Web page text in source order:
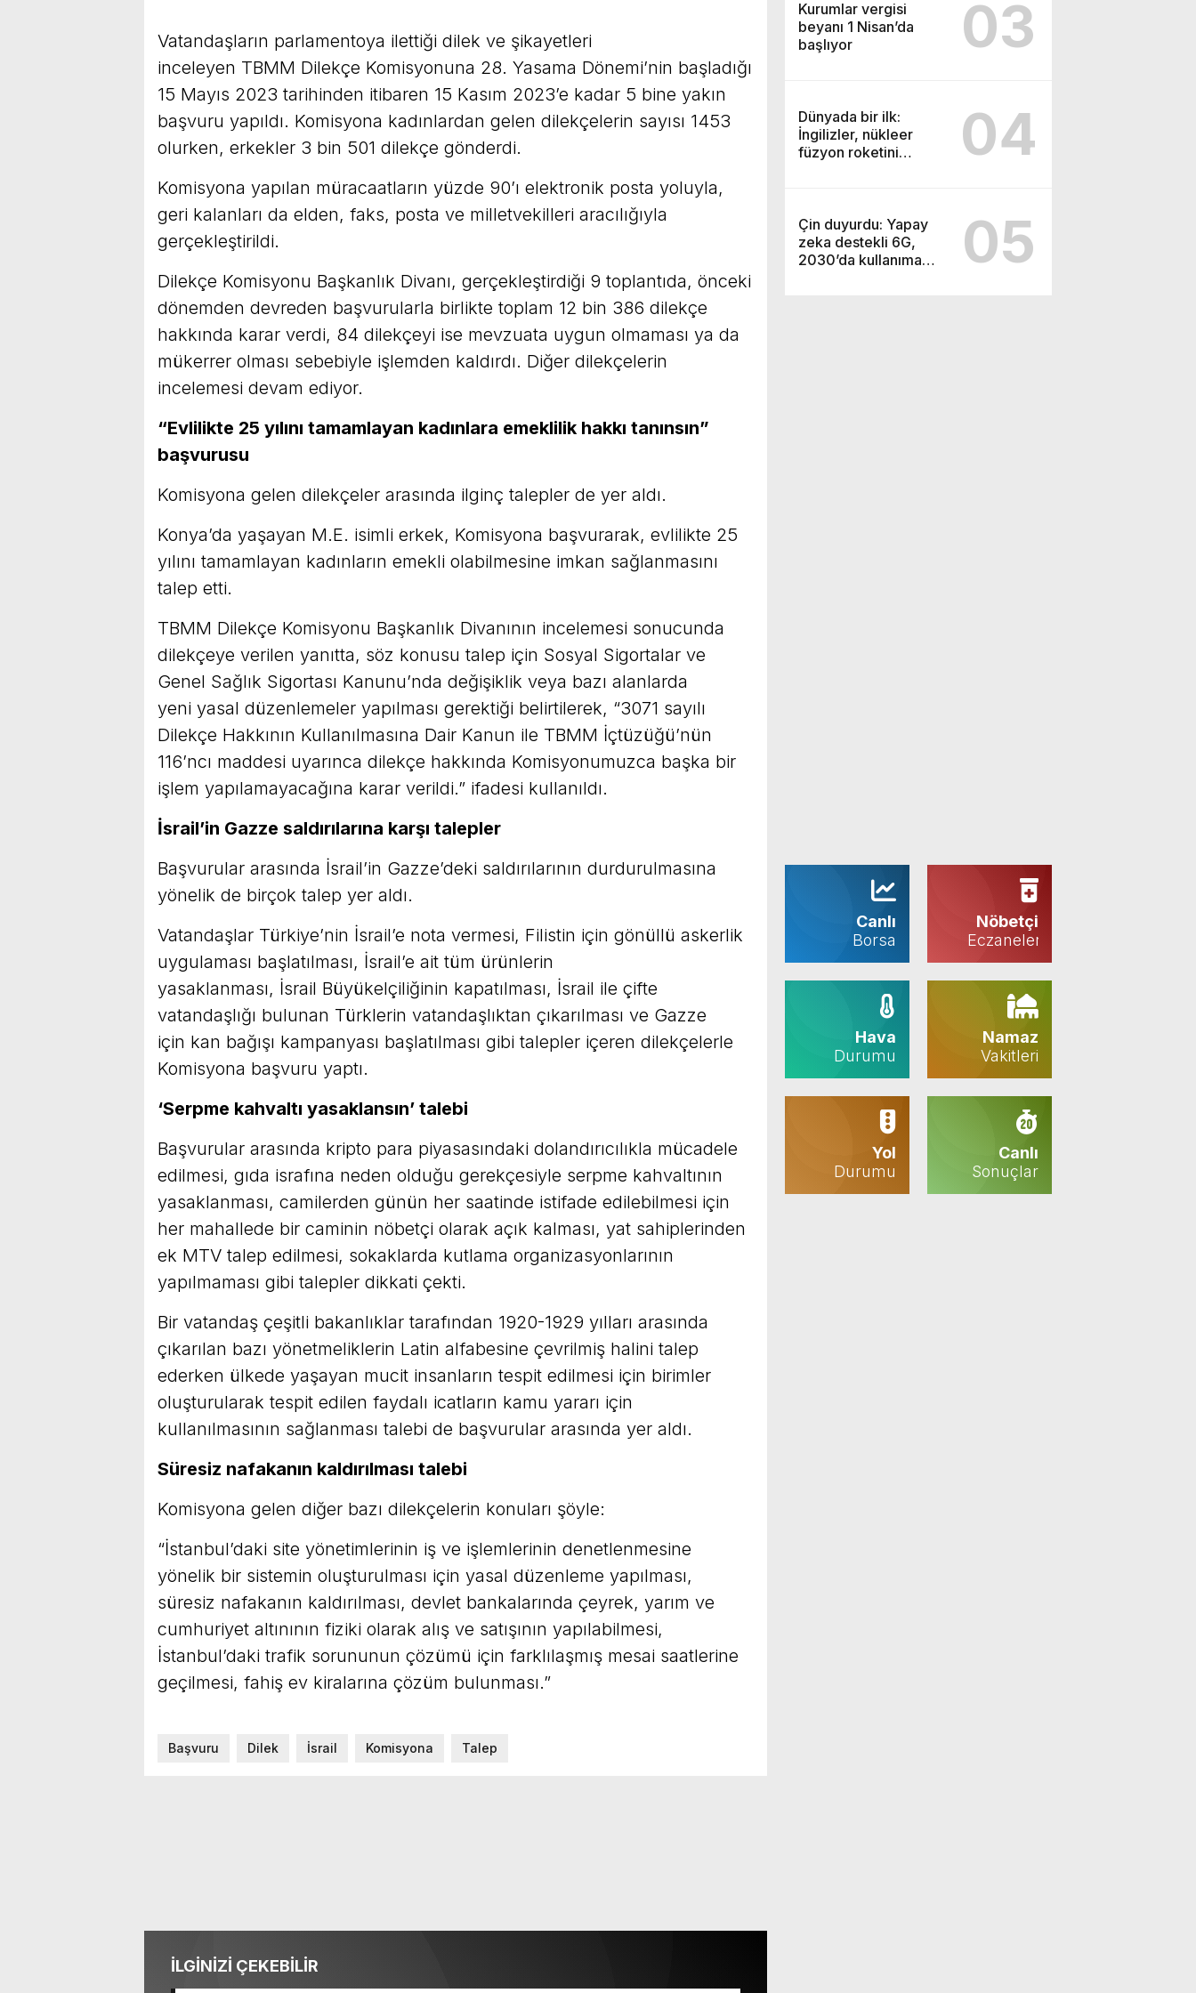
Kurumlar vergisi
beyanı 1 Nisan’da
başlıyor
03
Dünyada bir ilk:
İngilizler, nükleer
füzyon roketini
04
Çin duyurdu: Yapay
zeka destekli 6G,
2030’da kullanıma
05
Canlı
Borsa
Nöbetçi
Eczaneler
Hava
Durumu
Namaz
Vakitleri
Yol
Durumu
Canlı
Sonuçlar
Vatandaşların parlamentoya ilettiği dilek ve şikayetleri
inceleyen TBMM Dilekçe Komisyonuna 28. Yasama Dönemi’nin başladığı
15 Mayıs 2023 tarihinden itibaren 15 Kasım 2023’e kadar 5 bine yakın
başvuru yapıldı. Komisyona kadınlardan gelen dilekçelerin sayısı 1453
olurken, erkekler 3 bin 501 dilekçe gönderdi.
Komisyona yapılan müracaatların yüzde 90’ı elektronik posta yoluyla,
geri kalanları da elden, faks, posta ve milletvekilleri aracılığıyla
gerçekleştirildi.
Dilekçe Komisyonu Başkanlık Divanı, gerçekleştirdiği 9 toplantıda, önceki
dönemden devreden başvurularla birlikte toplam 12 bin 386 dilekçe
hakkında karar verdi, 84 dilekçeyi ise mevzuata uygun olmaması ya da
mükerrer olması sebebiyle işlemden kaldırdı. Diğer dilekçelerin
incelemesi devam ediyor.
“Evlilikte 25 yılını tamamlayan kadınlara emeklilik hakkı tanınsın”
başvurusu
Komisyona gelen dilekçeler arasında ilginç talepler de yer aldı.
Konya’da yaşayan M.E. isimli erkek, Komisyona başvurarak, evlilikte 25
yılını tamamlayan kadınların emekli olabilmesine imkan sağlanmasını
talep etti.
TBMM Dilekçe Komisyonu Başkanlık Divanının incelemesi sonucunda
dilekçeye verilen yanıtta, söz konusu talep için Sosyal Sigortalar ve
Genel Sağlık Sigortası Kanunu’nda değişiklik veya bazı alanlarda
yeni yasal düzenlemeler yapılması gerektiği belirtilerek, “3071 sayılı
Dilekçe Hakkının Kullanılmasına Dair Kanun ile TBMM İçtüzüğü’nün
116’ncı maddesi uyarınca dilekçe hakkında Komisyonumuzca başka bir
işlem yapılamayacağına karar verildi.” ifadesi kullanıldı.
İsrail’in Gazze saldırılarına karşı talepler
Başvurular arasında İsrail’in Gazze’deki saldırılarının durdurulmasına
yönelik de birçok talep yer aldı.
Vatandaşlar Türkiye’nin İsrail’e nota vermesi, Filistin için gönüllü askerlik
uygulaması başlatılması, İsrail’e ait tüm ürünlerin
yasaklanması, İsrail Büyükelçiliğinin kapatılması, İsrail ile çifte
vatandaşlığı bulunan Türklerin vatandaşlıktan çıkarılması ve Gazze
için kan bağışı kampanyası başlatılması gibi talepler içeren dilekçelerle
Komisyona başvuru yaptı.
‘Serpme kahvaltı yasaklansın’ talebi
Başvurular arasında kripto para piyasasındaki dolandırıcılıkla mücadele
edilmesi, gıda israfına neden olduğu gerekçesiyle serpme kahvaltının
yasaklanması, camilerden günün her saatinde istifade edilebilmesi için
her mahallede bir caminin nöbetçi olarak açık kalması, yat sahiplerinden
ek MTV talep edilmesi, sokaklarda kutlama organizasyonlarının
yapılmaması gibi talepler dikkati çekti.
Bir vatandaş çeşitli bakanlıklar tarafından 1920-1929 yılları arasında
çıkarılan bazı yönetmeliklerin Latin alfabesine çevrilmiş halini talep
ederken ülkede yaşayan mucit insanların tespit edilmesi için birimler
oluşturularak tespit edilen faydalı icatların kamu yararı için
kullanılmasının sağlanması talebi de başvurular arasında yer aldı.
Süresiz nafakanın kaldırılması talebi
Komisyona gelen diğer bazı dilekçelerin konuları şöyle:
“İstanbul’daki site yönetimlerinin iş ve işlemlerinin denetlenmesine
yönelik bir sistemin oluşturulması için yasal düzenleme yapılması,
süresiz nafakanın kaldırılması, ​​​​​​​devlet bankalarında çeyrek, yarım ve
cumhuriyet altınının fiziki olarak alış ve satışının yapılabilmesi,
İstanbul’daki trafik sorununun çözümü için farklılaşmış mesai saatlerine
geçilmesi, fahiş ev kiralarına çözüm bulunması.”
Başvuru Dilek İsrail Komisyona Talep
İLGİNİZİ ÇEKEBİLİR